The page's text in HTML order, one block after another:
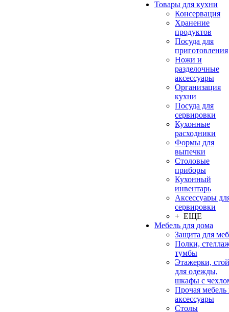
Товары для кухни
Консервация
Хранение
продуктов
Посуда для
приготовления
Ножи и
разделочные
аксессуары
Организация
кухни
Посуда для
сервировки
Кухонные
расходники
Формы для
выпечки
Столовые
приборы
Кухонный
инвентарь
Аксессуары
сервировки
+ ЕЩЕ
Мебель для дома
Защита для
Полки,
тумбы
Этажерки,
для одежды,
шкафы с
Прочая мебель
аксессуары
Столы